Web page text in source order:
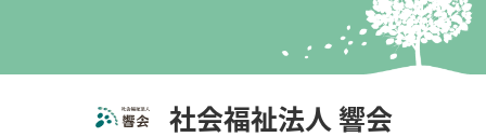
社会福祉法人 響会